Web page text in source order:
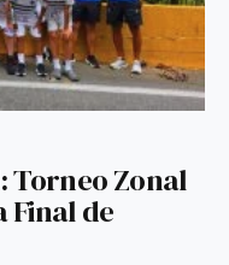
Torneo Zonal
Final de